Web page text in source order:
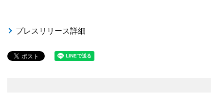
プレスリリース詳細